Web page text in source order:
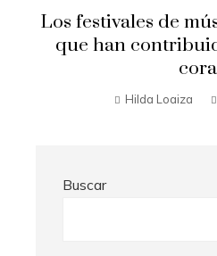
festivales de música
que han contribuido al
Hilda Loaiza Hace 5
Buscar